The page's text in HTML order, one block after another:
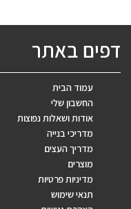
דפים באתר
עמוד הבית
החשבון שלי
אודות ושאלות נפוצות
מדריכי בנייה
מדריך העצים
מוצרים
מדיניות פרטיות
תנאי שימוש